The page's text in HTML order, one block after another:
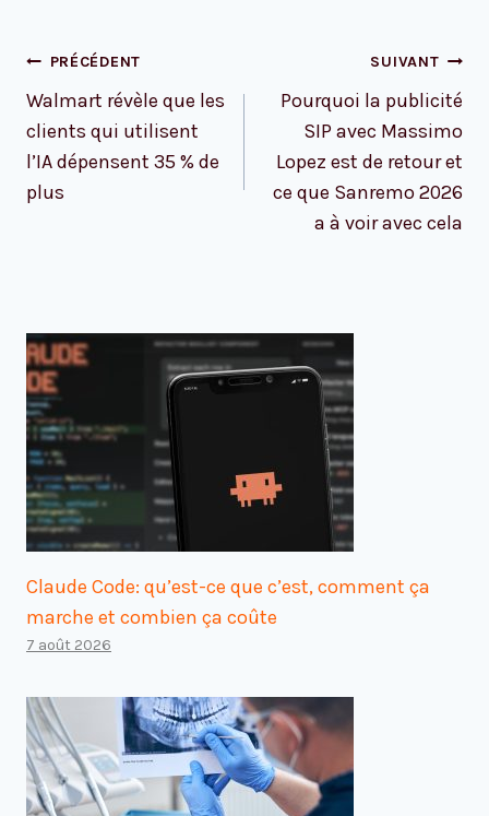
Navigation
l’article
PRÉCÉDENT
Walmart révèle que les
clients qui utilisent
l’IA dépensent 35 % de
plus
SUIVANT
Pourquoi la publicité
SIP avec Massimo
Lopez est de retour et
ce que Sanremo 2026
a à voir avec cela
Claude Code: qu’est-ce que c’est, comment ça
marche et combien ça coûte
7 août 2026